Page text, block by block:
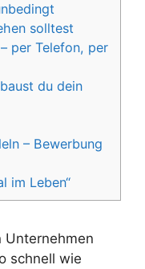
solltest
per Telefon, per
du dein
– Bewerbung
im Leben“
Unternehmen
schnell wie